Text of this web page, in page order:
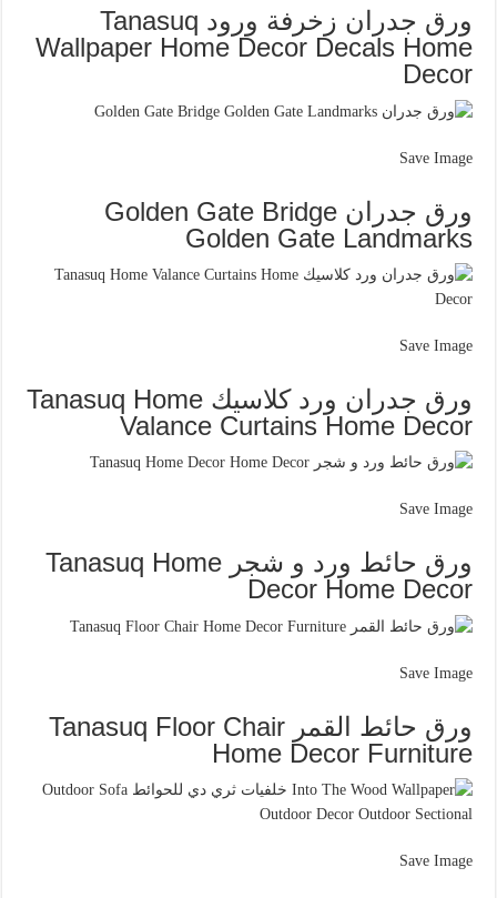
ورق جدران زخرفة ورود Tanasuq
Wallpaper Home Decor Decals Home
Decor
Save Image
ورق جدران Golden Gate Bridge
Golden Gate Landmarks
Save Image
ورق جدران ورد كلاسيك Tanasuq Home
Valance Curtains Home Decor
Save Image
ورق حائط ورد و شجر Tanasuq Home
Decor Home Decor
Save Image
ورق حائط القمر Tanasuq Floor Chair
Home Decor Furniture
Save Image